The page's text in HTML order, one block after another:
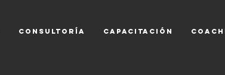
CONSULTORÍA CAPACITACIÓN